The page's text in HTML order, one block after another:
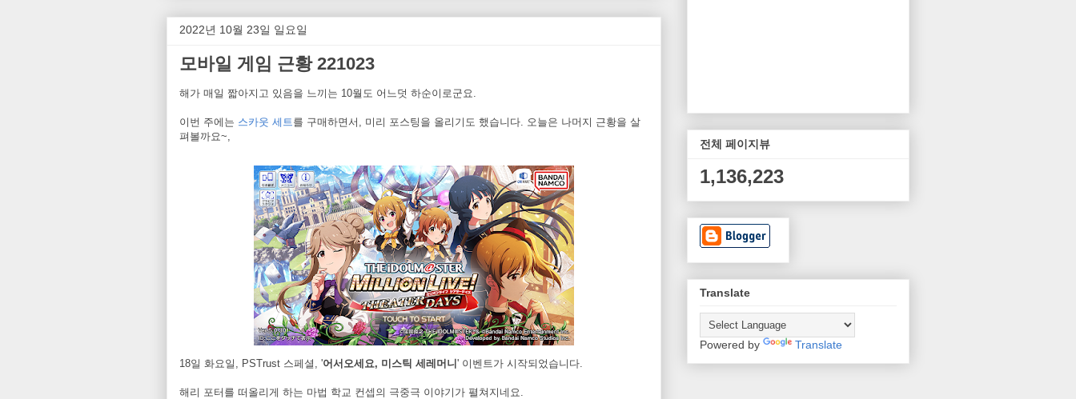
2022년 10월 23일 일요일
모바일 게임 근황 221023
해가 매일 짧아지고 있음을 느끼는 10월도 어느덧 하순이로군요.
이번 주에는 스카웃 세트를 구매하면서, 미리 포스팅을 올리기도 했습니다. 오늘은 나머지 근황을 살
펴볼까요~,
18일 화요일, PSTrust 스페셜, '어서오세요, 미스틱 세레머니 ' 이벤트가 시작되었습니다.
해리 포터를 떠올리게 하는 마법 학교 컨셉의 극중극 이야기가 펼쳐지네요.
전체 페이지뷰
1,136,223
Translate
Powered by Translate